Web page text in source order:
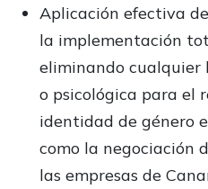
Aplicación efectiva
la implementación
eliminando
o psicológica para el
identidad de género
como la negociación
las empresas de